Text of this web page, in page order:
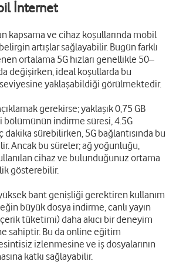
İnternet
kapsama ve cihaz koşullarında mobil
artışlar sağlayabilir. Bugün farklı
ortalama 5G hızları genellikle 50–
değişirken, ideal koşullarda bu
yaklaşabildiği görülmektedir.
gerekirse; yaklaşık 0,75 GB
indirme süresi, 4.5G
dakika sürebilirken, 5G bağlantısında bu
Ancak bu süreler; ağ yoğunluğu,
cihaz ve bulunduğunuz ortama
gösterebilir.
bant genişliği gerektiren kullanım
büyük dosya indirme, canlı yayın
tüketimi) daha akıcı bir deneyim
sahiptir. Bu da online eğitim
izlenmesine ve iş dosyalarının
katkı sağlayabilir.